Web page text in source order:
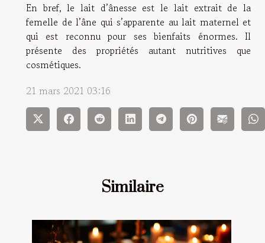
Similaire
En bref, le lait d’ânesse est le lait extrait de la
femelle de l’âne qui s’apparente au lait maternel et
qui est reconnu pour ses bienfaits énormes. Il
présente des propriétés autant nutritives que
cosmétiques.
21 mars 2021 03:16